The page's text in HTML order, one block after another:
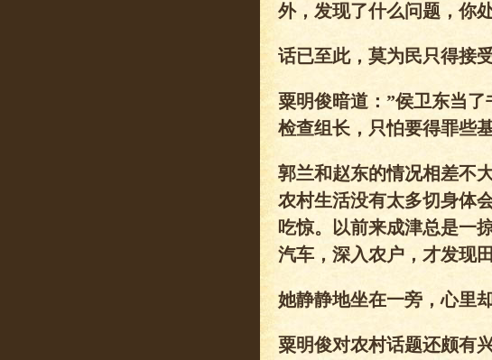
外，发现了什么问题，你
话已至此，莫为民只得接
粟明俊暗道：”侯卫东当
检查组长，只怕要得罪些
郭兰和赵东的情况相差不
农村生活没有太多切身体
吃惊。以前来成津总是一
汽车，深入农户，才发现
她静静地坐在一旁，心里
粟明俊对农村话题还颇有